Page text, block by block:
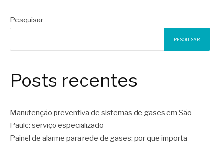
Pesquisar
PESQUISAR
Posts recentes
Manutenção preventiva de sistemas de gases em São
Paulo: serviço especializado
Painel de alarme para rede de gases: por que importa